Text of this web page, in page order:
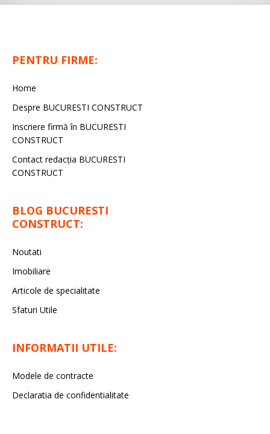
PENTRU FIRME:
Home
Despre BUCURESTI CONSTRUCT
Inscriere firmă în BUCURESTI
CONSTRUCT
Contact redacţia BUCURESTI
CONSTRUCT
BLOG BUCURESTI
CONSTRUCT:
Noutati
Imobiliare
Articole de specialitate
Sfaturi Utile
INFORMATII UTILE:
Modele de contracte
Declaratia de confidentialitate